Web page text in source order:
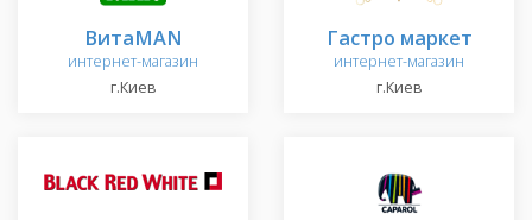
ВитаMAN
интернет-магазин
г.Киев
Гастро маркет
интернет-магазин
г.Киев